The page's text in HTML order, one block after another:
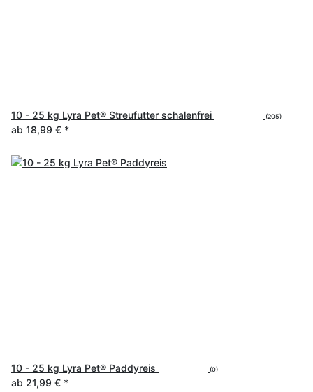
10 - 25 kg Lyra Pet® Streufutter schalenfrei (205)
ab 18,99 € *
10 - 25 kg Lyra Pet® Paddyreis (0)
ab 21,99 € *